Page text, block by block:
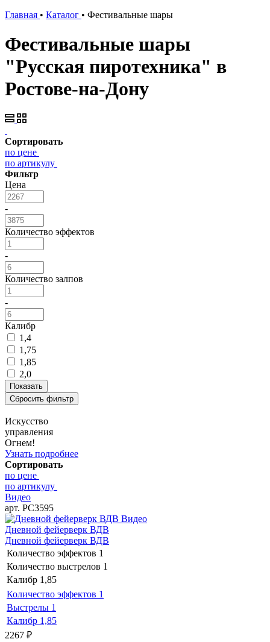
Главная • Каталог • Фестивальные шары
Фестивальные шары
"Русская пиротехника" в
Ростове-на-Дону
Сортировать
по цене
по артикулу
Фильтр
Цена
-
Количество эффектов
-
Количество залпов
-
Калибр
1,4
1,75
1,85
2,0
Искусство
управления
Огнем!
Узнать подробнее
Сортировать
по цене
по артикулу
Видео
арт. РС3595
Видео
Дневной фейерверк ВДВ
Дневной фейерверк ВДВ
Количество эффектов 1
Количество выстрелов 1
Калибр 1,85
Количество эффектов 1
Выстрелы 1
Калибр 1,85
2267 ₽